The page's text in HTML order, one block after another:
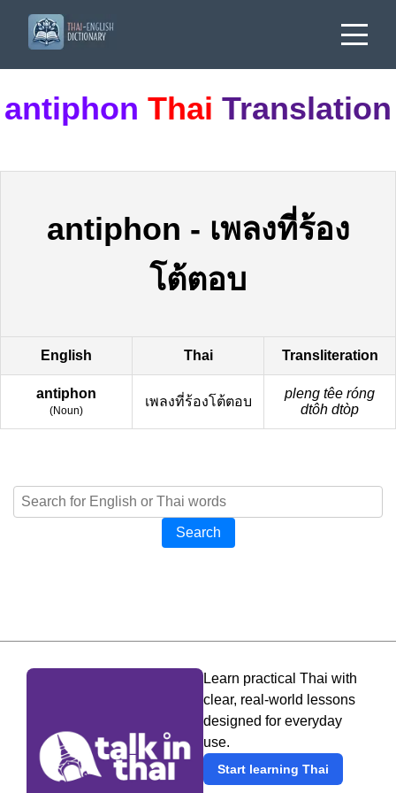
antiphon Thai Translation
antiphon - เพลงที่ร้อง
โต้ตอบ
English Thai Transliteration
antiphon
(Noun)
เพลงที่ร้องโต้ตอบ
pleng têe róng
dtôh dtòp
Search
Learn practical Thai with
clear, real-world lessons
designed for everyday
use.
Start learning Thai